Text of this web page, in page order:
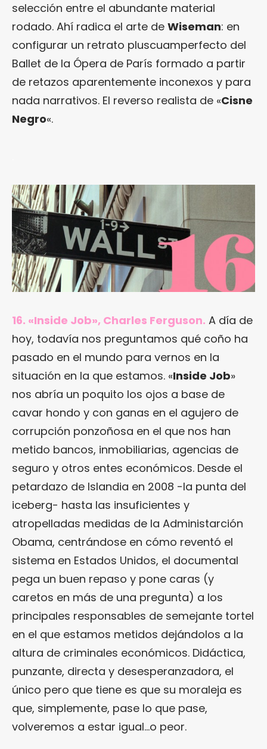
selección entre el abundante material
rodado. Ahí radica el arte de Wiseman: en
configurar un retrato pluscuamperfecto del
Ballet de la Ópera de París formado a partir
de retazos aparentemente inconexos y para
nada narrativos. El reverso realista de «Cisne
Negro«.
16. «Inside Job», Charles Ferguson. A día de
hoy, todavía nos preguntamos qué coño ha
pasado en el mundo para vernos en la
situación en la que estamos. «Inside Job»
nos abría un poquito los ojos a base de
cavar hondo y con ganas en el agujero de
corrupción ponzoñosa en el que nos han
metido bancos, inmobiliarias, agencias de
seguro y otros entes económicos. Desde el
petardazo de Islandia en 2008 -la punta del
iceberg- hasta las insuficientes y
atropelladas medidas de la Administarción
Obama, centrándose en cómo reventó el
sistema en Estados Unidos, el documental
pega un buen repaso y pone caras (y
caretos en más de una pregunta) a los
principales responsables de semejante tortel
en el que estamos metidos dejándolos a la
altura de criminales económicos. Didáctica,
punzante, directa y desesperanzadora, el
único pero que tiene es que su moraleja es
que, simplemente, pase lo que pase,
volveremos a estar igual…o peor.